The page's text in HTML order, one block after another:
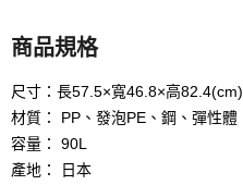
商品規格
尺寸：長57.5×寬46.8×高82.4(cm)
材質： PP、發泡PE、鋼、彈性體
容量： 90L
產地： 日本